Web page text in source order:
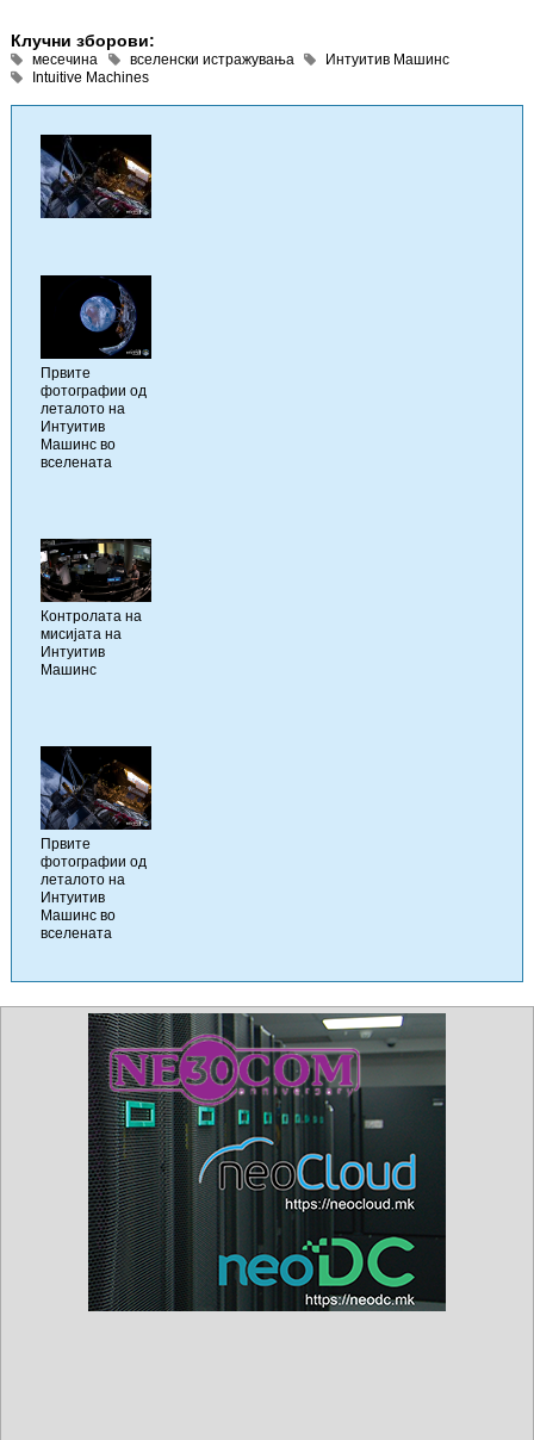
Клучни зборови:
месечина вселенски истражувања
Интуитив Машинс
Intuitive Machines
Првите
фотографии од
леталото на
Интуитив
Машинс во
вселената
Контролата на
мисијата на
Интуитив
Машинс
Првите
фотографии од
леталото на
Интуитив
Машинс во
вселената